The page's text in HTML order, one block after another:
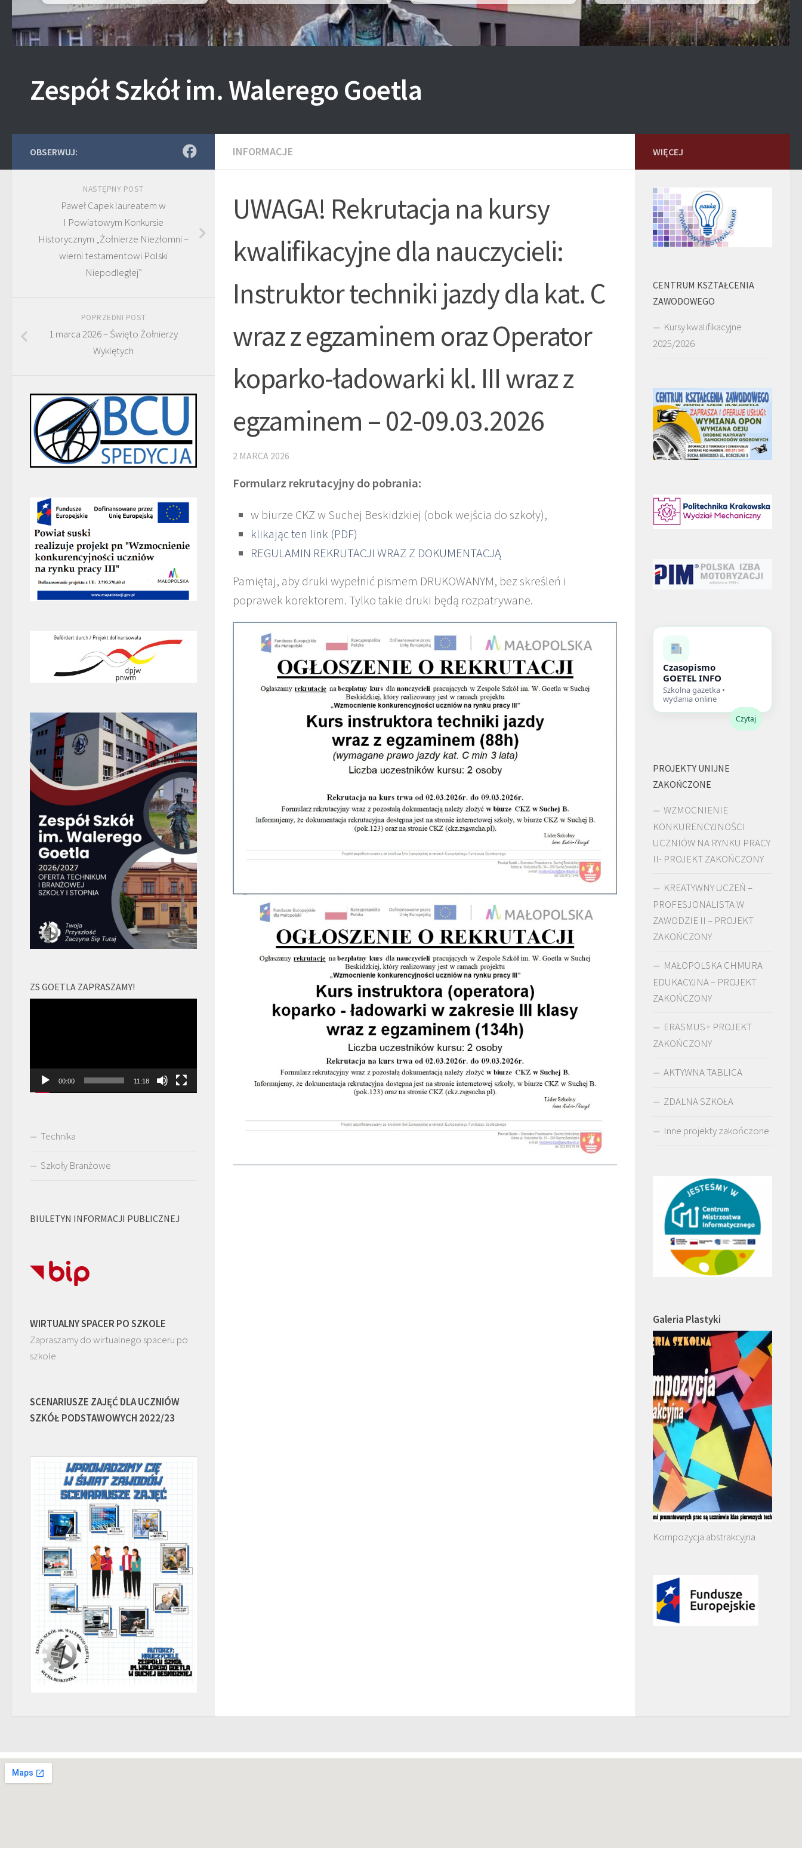
Zespół Szkół im. Walerego Goetla
INFORMACJE
UWAGA! Rekrutacja na kursy
kwalifikacyjne dla nauczycieli:
Instruktor techniki jazdy dla kat. C
wraz z egzaminem oraz Operator
koparko-ładowarki kl. III wraz z
egzaminem – 02-09.03.2026
2 MARCA 2026
Formularz rekrutacyjny do pobrania:
w biurze CKZ w Suchej Beskidzkiej (obok wejścia do szkoły),
klikając ten link (PDF)
REGULAMIN REKRUTACJI WRAZ Z DOKUMENTACJĄ
Pamiętaj, aby druki wypełnić pismem DRUKOWANYM, bez skreśleń i
poprawek korektorem. Tylko takie druki będą rozpatrywane.
OBSERWUJ:
NASTĘPNY POST
Paweł Capek laureatem w
I Powiatowym Konkursie
Historycznym „Żołnierze Niezłomni –
wierni testamentowi Polski
Niepodległej”
POPRZEDNI POST
1 marca 2026 – Święto Żołnierzy
Wyklętych
ZS GOETLA ZAPRASZAMY!
00:00 11:18
Technika
Szkoły Branżowe
BIULETYN INFORMACJI PUBLICZNEJ
WIRTUALNY SPACER PO SZKOLE
Zapraszamy do wirtualnego spaceru po
szkole
SCENARIUSZE ZAJĘĆ DLA UCZNIÓW
SZKÓŁ PODSTAWOWYCH 2022/23
WIĘCEJ
CENTRUM KSZTAŁCENIA
ZAWODOWEGO
Kursy kwalifikacyjne
2025/2026
Czasopismo
GOETEL INFO
Szkolna gazetka •
wydania online
Czytaj
PROJEKTY UNIJNE
ZAKOŃCZONE
WZMOCNIENIE
KONKURENCYJNOŚCI
UCZNIÓW NA RYNKU PRACY
II- PROJEKT ZAKOŃCZONY
KREATYWNY UCZEŃ –
PROFESJONALISTA W
ZAWODZIE II – PROJEKT
ZAKOŃCZONY
MAŁOPOLSKA CHMURA
EDUKACYJNA – PROJEKT
ZAKOŃCZONY
ERASMUS+ PROJEKT
ZAKOŃCZONY
AKTYWNA TABLICA
ZDALNA SZKOŁA
Inne projekty zakończone
Galeria Plastyki
Kompozycja abstrakcyjna